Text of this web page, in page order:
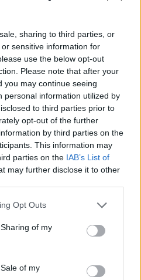
sharing to third parties, or
sensitive information for
use the below opt-out
Please note that after your
you may continue seeing
personal information utilized by
to third parties prior to
opt-out of the further
by third parties on the
This information may
parties on the IAB’s List of
may further disclose it to other
Opt Outs
of my
of my
διοικητικά
τέχνης και γνώσης. Δώστε
δεν θα χάσετε εσείς
ομιλία του Χρ. Αλεξάκου
4 σημείων σύγκλισης και
«Δεν ξεχνάω κ.
σας, να
τις 4 βασικές
βρήκαν σύμφωνο το
και των ψηφοφόρων μας.
τη στήριξή μας στο
επέκταση συνέβαλε στη
ή του λευκού